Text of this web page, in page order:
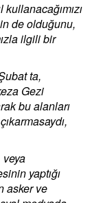
de olduğunu,
ilgili bir
ta,
Gezi
bu alanları
yaptığı
asker ve